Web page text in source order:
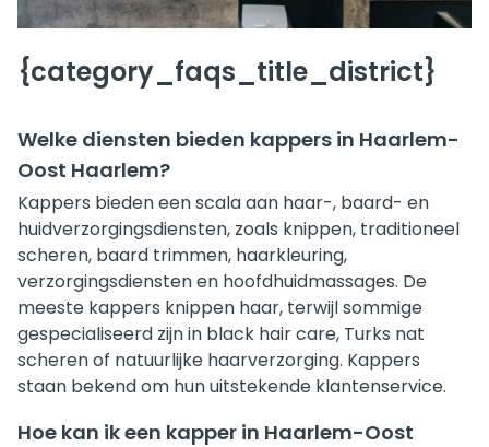
{category_faqs_title_district}
Welke diensten bieden kappers in Haarlem-
Oost Haarlem?
Kappers bieden een scala aan haar-, baard- en
huidverzorgingsdiensten, zoals knippen, traditioneel
scheren, baard trimmen, haarkleuring,
verzorgingsdiensten en hoofdhuidmassages. De
meeste kappers knippen haar, terwijl sommige
gespecialiseerd zijn in black hair care, Turks nat
scheren of natuurlijke haarverzorging. Kappers
staan bekend om hun uitstekende klantenservice.
Hoe kan ik een kapper in Haarlem-Oost